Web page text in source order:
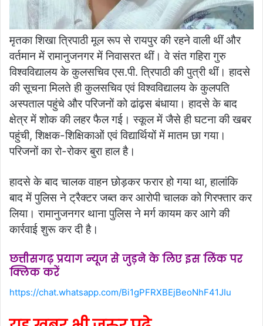
मृतका शिखा त्रिपाठी मूल रूप से रायपुर की रहने वाली थीं और
वर्तमान में रामानुजनगर में निवासरत थीं। वे संत गहिरा गुरु
विश्वविद्यालय के कुलसचिव एस.पी. त्रिपाठी की पुत्री थीं। हादसे
की सूचना मिलते ही कुलसचिव एवं विश्वविद्यालय के कुलपति
अस्पताल पहुंचे और परिजनों को ढांढ़स बंधाया। हादसे के बाद
क्षेत्र में शोक की लहर फैल गई। स्कूल में जैसे ही घटना की खबर
पहुंची, शिक्षक-शिक्षिकाओं एवं विद्यार्थियों में मातम छा गया।
परिजनों का रो-रोकर बुरा हाल है।
हादसे के बाद चालक वाहन छोड़कर फरार हो गया था, हालांकि
बाद में पुलिस ने ट्रैक्टर जब्त कर आरोपी चालक को गिरफ्तार कर
लिया। रामानुजनगर थाना पुलिस ने मर्ग कायम कर आगे की
कार्रवाई शुरू कर दी है।
छत्तीसगढ़ प्रयाग न्यूज से जुड़ने के लिए इस लिंक पर
क्लिक करें
https://chat.whatsapp.com/Bi1gPFRXBEjBeoNhF41JIu